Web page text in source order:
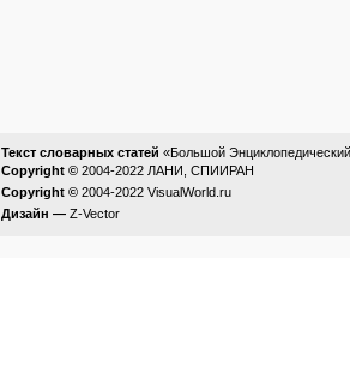
Текст словарных статей «Большой
Copyright © 2004-2022 ЛАНИ, СПИИРАН
Copyright © 2004-2022 VisualWorld.ru
Дизайн — Z-Vector